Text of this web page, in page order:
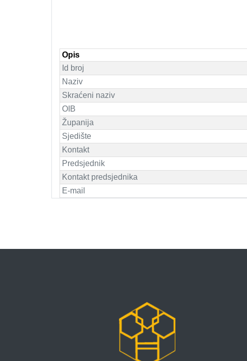
Opis
Id broj
Naziv
Skraćeni naziv
OIB
Županija
Sjedište
Kontakt
Predsjednik
Kontakt predsjednika
E-mail